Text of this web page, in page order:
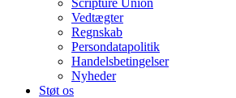
Scripture Union
Vedtægter
Regnskab
Persondatapolitik
Handelsbetingelser
Nyheder
Støt os